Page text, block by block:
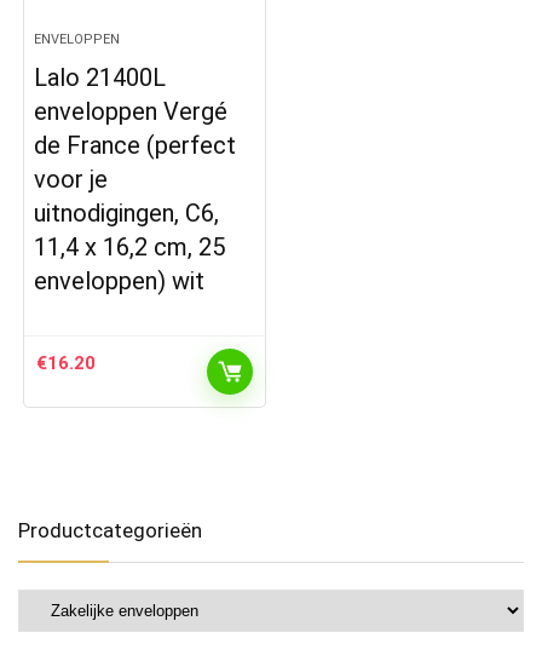
ENVELOPPEN
Lalo 21400L
enveloppen Vergé
de France (perfect
voor je
uitnodigingen, C6,
11,4 x 16,2 cm, 25
enveloppen) wit
€16.20
Productcategorieën